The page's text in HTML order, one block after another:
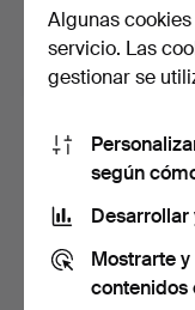
seleccionados e
darte de baja muy
Soy mayor de
de privacidad.
Algunas
servicio. Las
gestionar se
según
Desarrollar
Mostrarte
contenidos